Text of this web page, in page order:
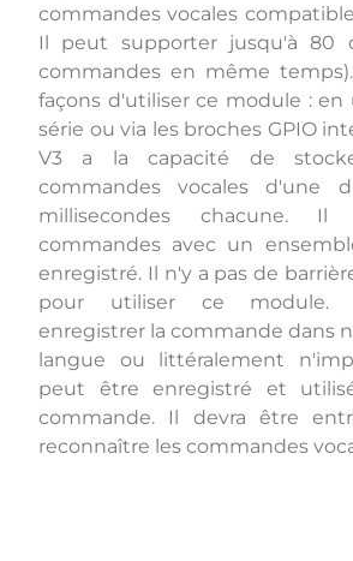
commandes vocales
Il peut supporter jusqu'à 80
commandes en même
façons d'utiliser ce module :
série ou via les broches GPIO
V3 a la capacité de
commandes vocales d'une
millisecondes chacune. Il
commandes avec un
enregistré. Il n'y a pas de
pour utiliser ce module.
enregistrer la commande dans
langue ou littéralement
peut être enregistré et
commande. Il devra être
reconnaître les commandes